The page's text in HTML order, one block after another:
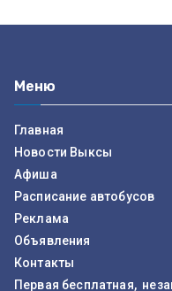
Меню
Главная
Новости Выксы
Афиша
Расписание автобусов
Реклама
Объявления
Контакты
Первая бесплатная,